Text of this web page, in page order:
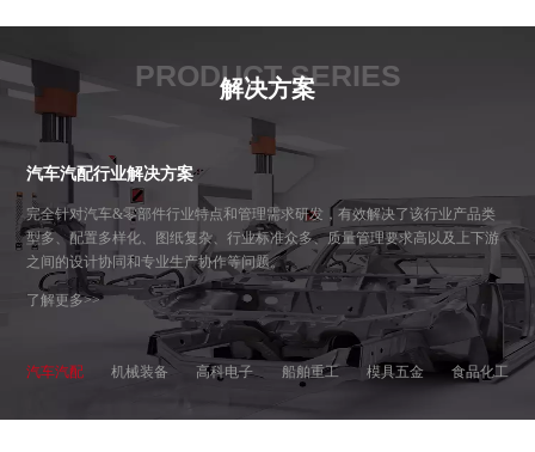
PRODUCT SERIES
解决方案
汽车汽配行业解决方案
完全针对汽车&零部件行业特点和管理需求研发，有效解决了该行业产品类
型多、配置多样化、图纸复杂、行业标准众多、质量管理要求高以及上下游
之间的设计协同和专业生产协作等问题。
了解更多>>
汽车汽配 机械装备 高科电子 船舶重工 模具五金 食品化工